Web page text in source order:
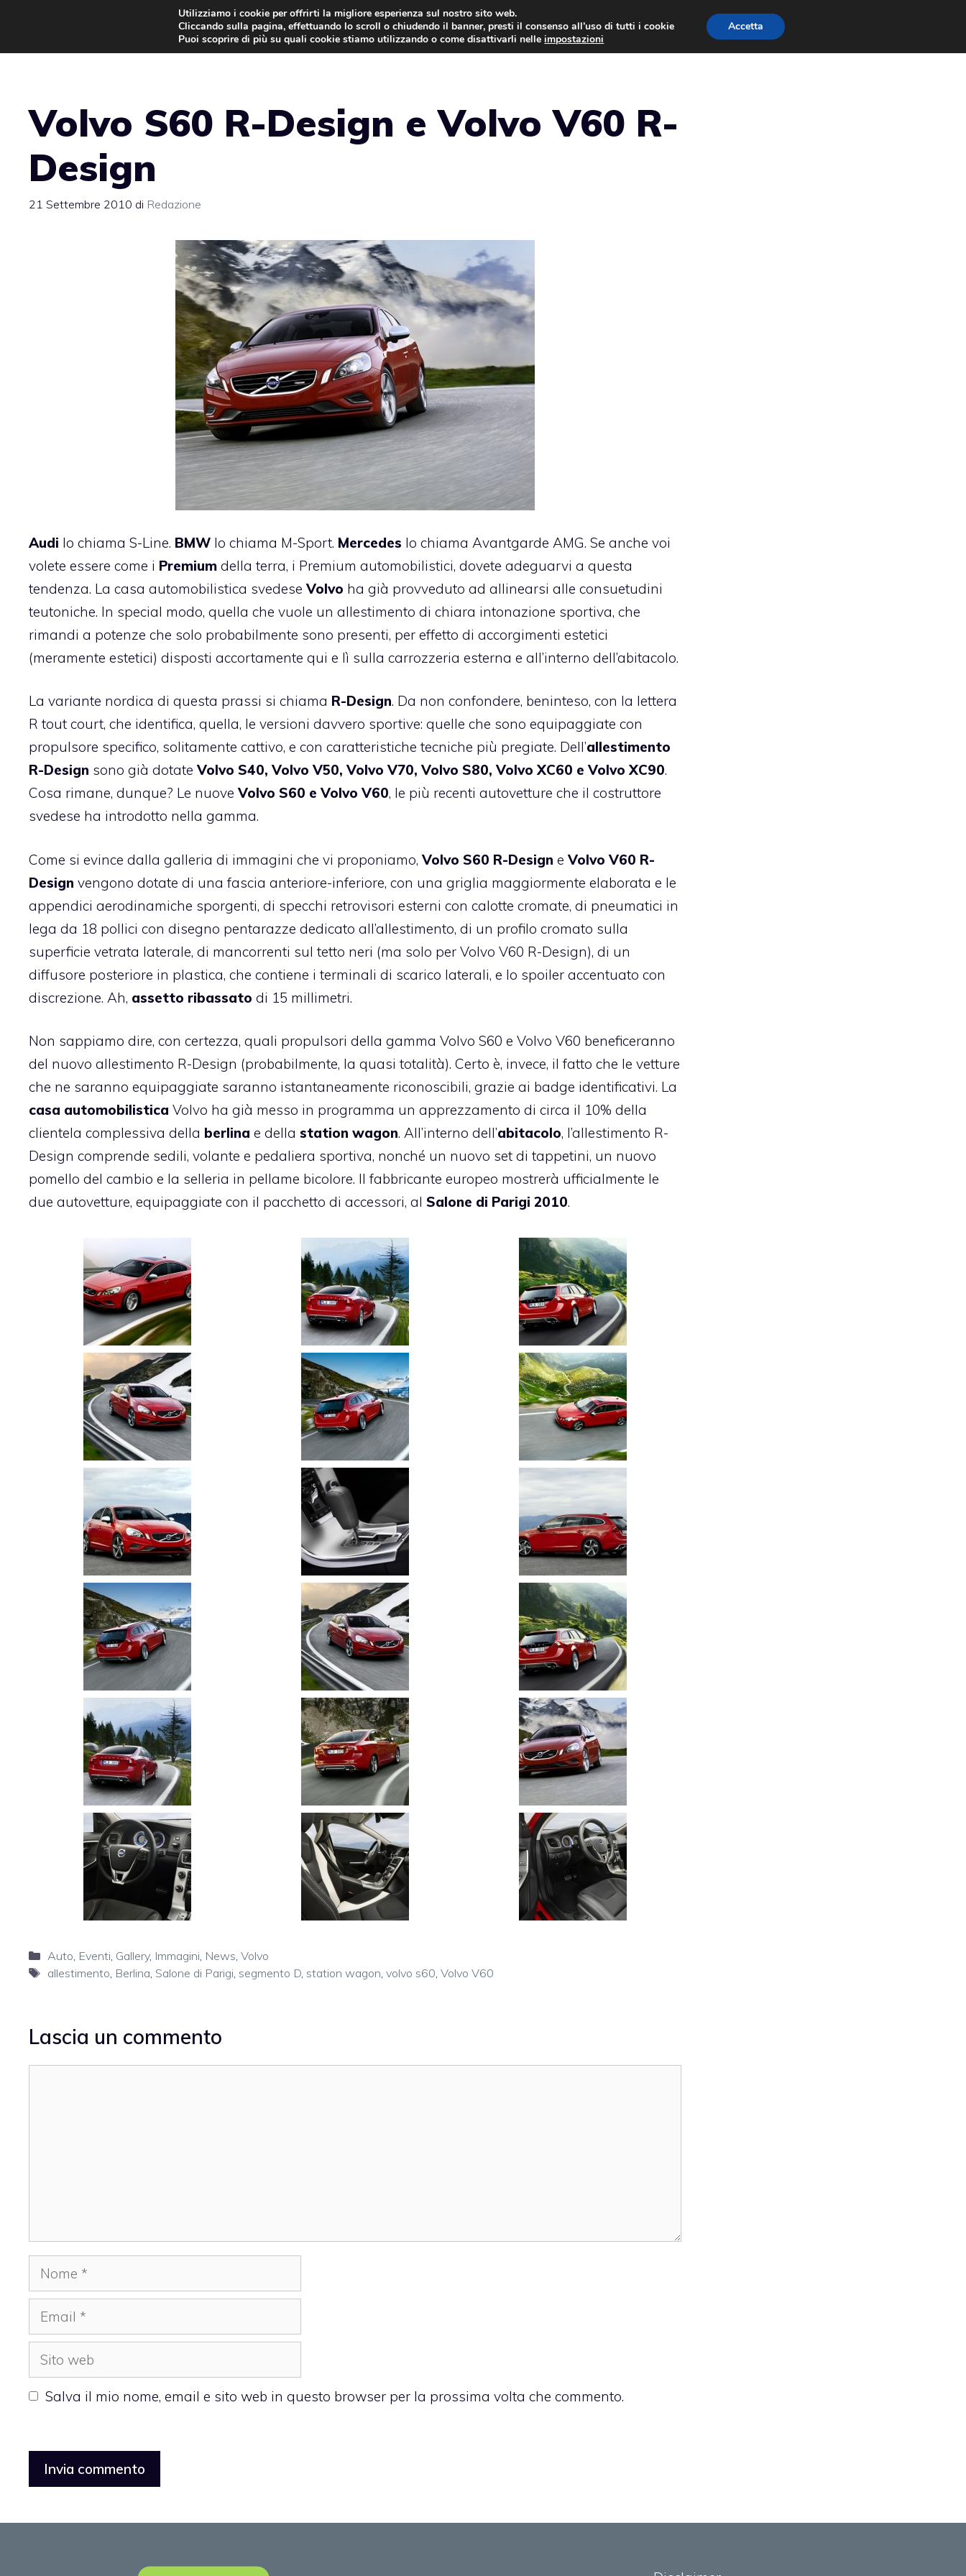
contenuto
AUTO NEWS EVENTI E FIERE
Volvo S60 R-Design e Volvo V60 R-
Design
21 Settembre 2010 di Redazione
Audi lo chiama S-Line. BMW lo chiama M-Sport. Mercedes lo chiama Avantgarde AMG. Se anche voi
volete essere come i Premium della terra, i Premium automobilistici, dovete adeguarvi a questa
tendenza. La casa automobilistica svedeseVolvo ha già provveduto ad allinearsi alle consuetudini
teutoniche. In special modo, quella che vuole un allestimento di chiara intonazione sportiva, che
rimandi a potenze che solo probabilmente sono presenti, per effetto di accorgimenti estetici
(meramente estetici) disposti accortamente qui e lì sulla carrozzeria esterna e all’interno dell’abitacolo.
La variante nordica di questa prassi si chiama R-Design. Da non confondere, beninteso, con la lettera
R tout court, che identifica, quella, le versioni davvero sportive: quelle che sono equipaggiate con
propulsore specifico, solitamente cattivo, e con caratteristiche tecniche più pregiate. Dell’allestimento
R-Design sono già dotateVolvo S40, Volvo V50, Volvo V70, Volvo S80, Volvo XC60 e Volvo XC90.
Cosa rimane, dunque? Le nuoveVolvo S60 e Volvo V60, le più recenti autovetture che il costruttore
svedese ha introdotto nella gamma.
Come si evince dalla galleria di immagini che vi proponiamo,Volvo S60 R-Design eVolvo V60 R-
Design vengono dotate di una fascia anteriore-inferiore, con una griglia maggiormente elaborata e le
appendici aerodinamiche sporgenti, di specchi retrovisori esterni con calotte cromate, di pneumatici in
lega da 18 pollici con disegno pentarazze dedicato all’allestimento, di un profilo cromato sulla
superficie vetrata laterale, di mancorrenti sul tetto neri (ma solo per Volvo V60 R-Design), di un
diffusore posteriore in plastica, che contiene i terminali di scarico laterali, e lo spoiler accentuato con
discrezione. Ah, assetto ribassato di 15 millimetri.
Non sappiamo dire, con certezza, quali propulsori della gamma Volvo S60 e Volvo V60 beneficeranno
del nuovo allestimento R-Design (probabilmente, la quasi totalità). Certo è, invece, il fatto che le vetture
che ne saranno equipaggiate saranno istantaneamente riconoscibili, grazie ai badge identificativi. La
casa automobilistica Volvo ha già messo in programma un apprezzamento di circa il 10% della
clientela complessiva della berlina e della station wagon. All’interno dell’abitacolo, l’allestimento R-
Design comprende sedili, volante e pedaliera sportiva, nonché un nuovo set di tappetini, un nuovo
pomello del cambio e la selleria in pellame bicolore. Il fabbricante europeo mostrerà ufficialmente le
due autovetture, equipaggiate con il pacchetto di accessori, al Salone di Parigi 2010.
Categorie
Auto Eventi Gallery, Immagini News Volvo
Tag
allestimento Berlina Salone di Parigi segmento D, station wagon volvo s60 Volvo V60
Lascia un commento
Nome
Email
Sito
web
Salva il mio nome, email e sito web in questo browser per la prossima volta che commento.
Utilizziamo i cookie per offrirti la migliore esperienza sul nostro sito web.
Cliccando sulla pagina, effettuando lo scroll o chiudendo il banner, presti il consenso all’uso di tutti i cookie
Puoi scoprire di più su quali cookie stiamo utilizzando o come disattivarli nelleimpostazioni
Accetta